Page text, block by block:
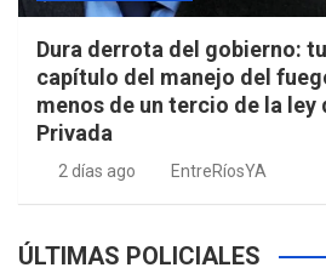
Dura derrota del gobierno:
capítulo del manejo del
menos de un tercio de la ley
Privada
2 días ago EntreRíosYA
ÚLTIMAS POLICIALES